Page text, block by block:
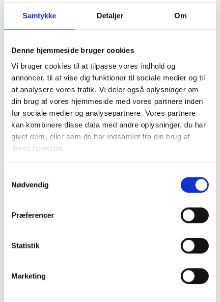
Samtykke Detaljer Om
Denne hjemmeside bruger cookies
Vi bruger cookies til at tilpasse vores indhold og
annoncer, til at vise dig funktioner til sociale medier og til
at analysere vores trafik. Vi deler også oplysninger om
din brug af vores hjemmeside med vores partnere inden
for sociale medier og analysepartnere. Vores partnere
kan kombinere disse data med andre oplysninger, du har
givet dem, eller som de har indsamlet fra din brug af
deres tjenester.
Nødvendig
Præferencer
Statistik
Marketing
I samarbejde med kommunen tager den almene sektor
socialt ansvar og løser en række opgaver, blandt andet
med boligsocial anvisning og aftaler om fleksibel udlejning
af de almene boliger.
Almene boliger drives uden profit, så ingen tjener på
huslejen. En del af beboernes husleje går til
Landsbyggefonden, som støtter fysiske og sociale
indsatser i almene boligområder. Dette sikrer, at by- og
Faktaark om almene boliger i
De almene boligorganisationer er centrale aktører
nyttig information om almene boliger i Solrød